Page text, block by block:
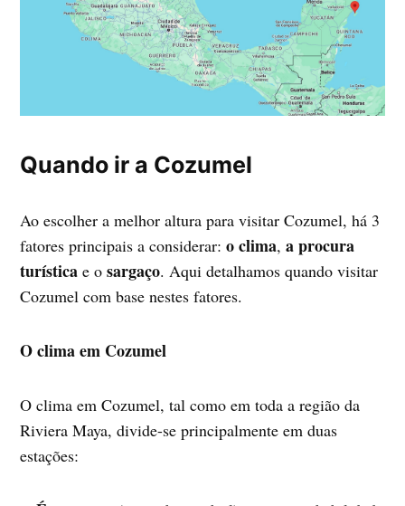
Quando ir a Cozumel
Ao escolher a melhor altura para visitar Cozumel, há 3
fatores principais a considerar:o clima,a procura
turística e osargaço. Aqui detalhamos quando visitar
Cozumel com base nestes fatores.
O clima em Cozumel
O clima em Cozumel, tal como em toda a região da
Riviera Maya, divide-se principalmente em duas
estações: